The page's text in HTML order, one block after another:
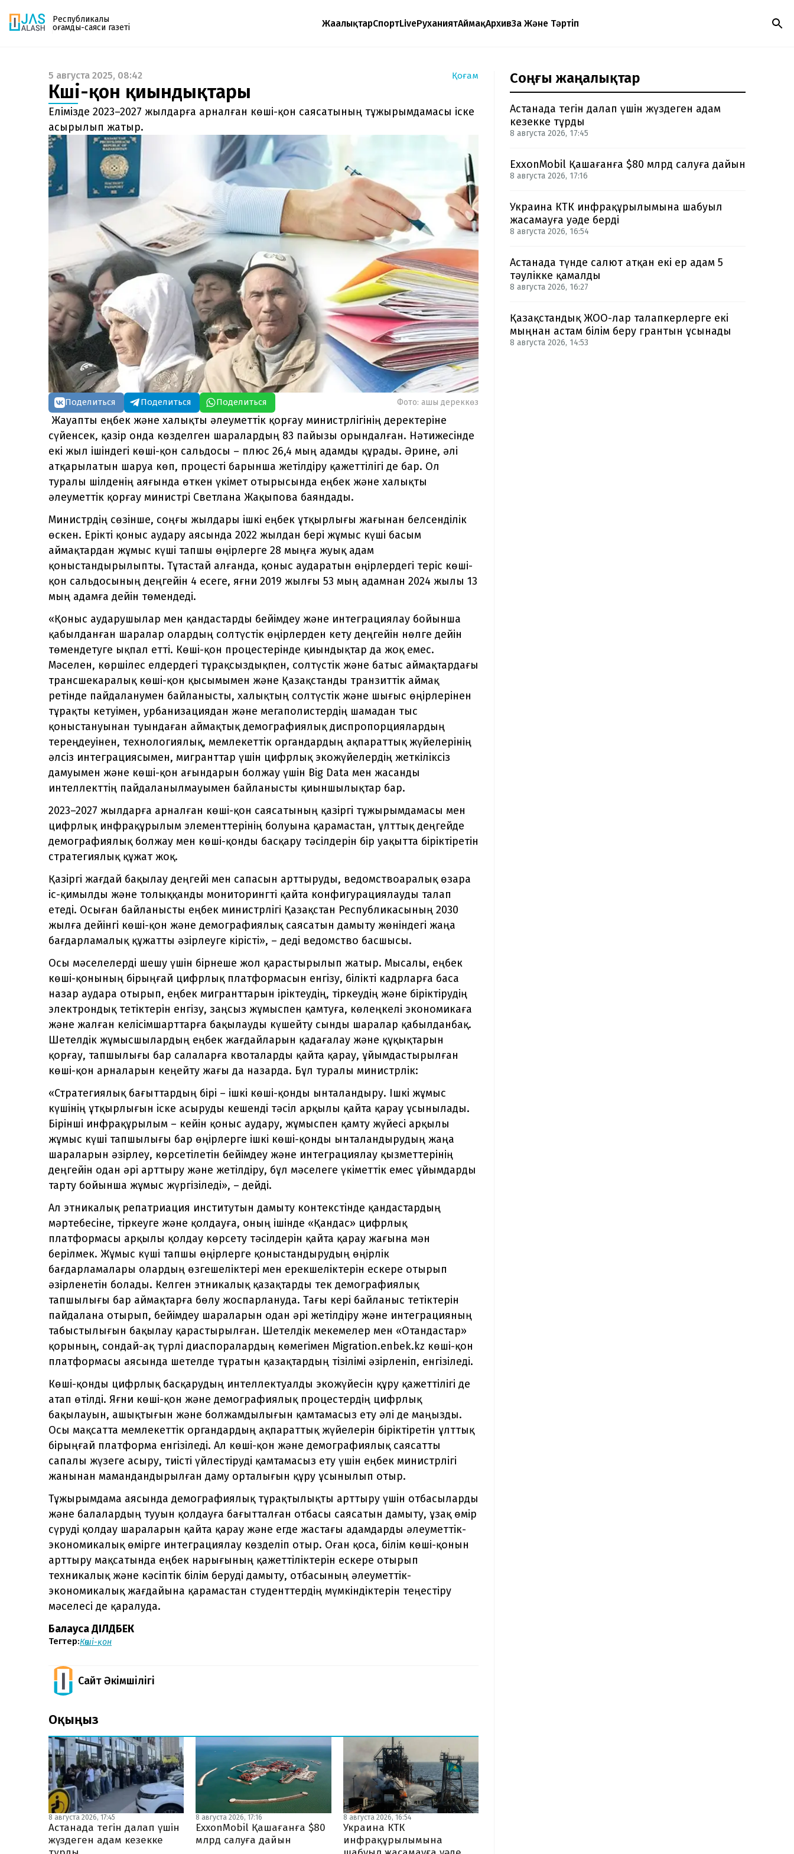
Республикалық
қоғамдық-саяси газеті
ЖаңалықтарСпортLiveРуханиятАймақАрхивЗаң Және Тәртіп
Газетке жазылу
PDF форматтағы газетті ай сайын электронды
поштаңызға алып отырыңыз. Жаңа нөмір
шыққан сәтте сізге бірден жіберіледі. Тек email
енгізіңіз, біз қалғанын өзіміз жібереміз.
5 августа 2025, 08:42 Қоғам
Көші-қон қиындықтары
Елімізде 2023–2027 жылдарға арналған көші-қон саясатының тұжырымдамасы іске
асырылып жатыр.
Поделиться Поделиться Поделиться Фото: ашық дереккөз
Жауапты еңбек және халықты әлеуметтік қорғау министрлігінің деректеріне
сүйенсек, қазір онда көзделген шаралардың 83 пайызы орындалған. Нәтижесінде
екі жыл ішіндегі көші-қон сальдосы – плюс 26,4 мың адамды құрады. Әрине, әлі
атқарылатын шаруа көп, процесті барынша жетілдіру қажеттілігі де бар. Ол
туралы шілденің аяғында өткен үкімет отырысында еңбек және халықты
әлеуметтік қорғау министрі Светлана Жақыпова баяндады.
Министрдің сөзінше, соңғы жылдары ішкі еңбек ұтқырлығы жағынан белсенділік
өскен. Ерікті қоныс аудару аясында 2022 жылдан бері жұмыс күші басым
аймақтардан жұмыс күші тапшы өңірлерге 28 мыңға жуық адам
қоныстандырылыпты. Тұтастай алғанда, қоныс аударатын өңірлердегі теріс көші-
қон сальдосының деңгейін 4 есеге, яғни 2019 жылғы 53 мың адамнан 2024 жылы 13
мың адамға дейін төмендеді.
«Қоныс аударушылар мен қандастарды бейімдеу және интеграциялау бойынша
қабылданған шаралар олардың солтүстік өңірлерден кету деңгейін нөлге дейін
төмендетуге ықпал етті. Көші-қон процестерінде қиындықтар да жоқ емес.
Мәселен, көршілес елдердегі тұрақсыздықпен, солтүстік және батыс аймақтардағы
трансшекаралық көші-қон қысымымен және Қазақстанды транзиттік аймақ
ретінде пайдаланумен байланысты, халықтың солтүстік және шығыс өңірлерінен
тұрақты кетуімен, урбанизациядан және мегаполистердің шамадан тыс
қоныстануынан туындаған аймақтық демографиялық диспропорциялардың
тереңдеуінен, технологиялық, мемлекеттік органдардың ақпараттық жүйелерінің
әлсіз интеграциясымен, мигранттар үшін цифрлық экожүйелердің жеткіліксіз
дамуымен және көші-қон ағындарын болжау үшін Big Data мен жасанды
интеллекттің пайдаланылмауымен байланысты қиыншылықтар бар.
2023–2027 жылдарға арналған көші-қон саясатының қазіргі тұжырымдамасы мен
цифрлық инфрақұрылым элементтерінің болуына қарамастан, ұлттық деңгейде
демографиялық болжау мен көші-қонды басқару тәсілдерін бір уақытта біріктіретін
стратегиялық құжат жоқ.
Қазіргі жағдай бақылау деңгейі мен сапасын арттыруды, ведомствоаралық өзара
іс-қимылды және толыққанды мониторингті қайта конфигурациялауды талап
етеді. Осыған байланысты еңбек министрлігі Қазақстан Республикасының 2030
жылға дейінгі көші-қон және демографиялық саясатын дамыту жөніндегі жаңа
бағдарламалық құжатты әзірлеуге кірісті», – деді ведомство басшысы.
Осы мәселелерді шешу үшін бірнеше жол қарастырылып жатыр. Мысалы, еңбек
көші-қонының бірыңғай цифрлық платформасын енгізу, білікті кадрларға баса
назар аудара отырып, еңбек мигранттарын іріктеудің, тіркеудің және біріктірудің
электрондық тетіктерін енгізу, заңсыз жұмыспен қамтуға, көлеңкелі экономикаға
және жалған келісімшарттарға бақылауды күшейту сынды шаралар қабылданбақ.
Шетелдік жұмысшылардың еңбек жағдайларын қадағалау және құқықтарын
қорғау, тапшылығы бар салаларға квоталарды қайта қарау, ұйымдастырылған
көші-қон арналарын кеңейту жағы да назарда. Бұл туралы министрлік:
«Стратегиялық бағыттардың бірі – ішкі көші-қонды ынталандыру. Ішкі жұмыс
күшінің ұтқырлығын іске асыруды кешенді тәсіл арқылы қайта қарау ұсынылады.
Бірінші инфрақұрылым – кейін қоныс аудару, жұмыспен қамту жүйесі арқылы
жұмыс күші тапшылығы бар өңірлерге ішкі көші-қонды ынталандырудың жаңа
шараларын әзірлеу, көрсетілетін бейімдеу және интеграциялау қызметтерінің
деңгейін одан әрі арттыру және жетілдіру, бұл мәселеге үкіметтік емес ұйымдарды
тарту бойынша жұмыс жүргізіледі», – дейді.
Ал этникалық репатриация институтын дамыту контекстінде қандастардың
мәртебесіне, тіркеуге және қолдауға, оның ішінде «Қандас» цифрлық
платформасы арқылы қолдау көрсету тәсілдерін қайта қарау жағына мән
берілмек. Жұмыс күші тапшы өңірлерге қоныстандырудың өңірлік
бағдарламалары олардың өзгешеліктері мен ерекшеліктерін ескере отырып
әзірленетін болады. Келген этникалық қазақтарды тек демографиялық
тапшылығы бар аймақтарға бөлу жоспарлануда. Тағы кері байланыс тетіктерін
пайдалана отырып, бейімдеу шараларын одан әрі жетілдіру және интеграцияның
табыстылығын бақылау қарастырылған. Шетелдік мекемелер мен «Отандастар»
қорының, сондай-ақ түрлі диаспоралардың көмегімен Migration.enbek.kz көші-қон
платформасы аясында шетелде тұратын қазақтардың тізілімі әзірленіп, енгізіледі.
Көші-қонды цифрлық басқарудың интеллектуалды экожүйесін құру қажеттілігі де
атап өтілді. Яғни көші-қон және демографиялық процестердің цифрлық
бақылауын, ашықтығын және болжамдылығын қамтамасыз ету әлі де маңызды.
Осы мақсатта мемлекеттік органдардың ақпараттық жүйелерін біріктіретін ұлттық
бірыңғай платформа енгізіледі. Ал көші-қон және демографиялық саясатты
сапалы жүзеге асыру, тиісті үйлестіруді қамтамасыз ету үшін еңбек министрлігі
жанынан мамандандырылған даму орталығын құру ұсынылып отыр.
Тұжырымдама аясында демографиялық тұрақтылықты арттыру үшін отбасыларды
және балалардың тууын қолдауға бағытталған отбасы саясатын дамыту, ұзақ өмір
сүруді қолдау шараларын қайта қарау және егде жастағы адамдарды әлеуметтік-
экономикалық өмірге интеграциялау көзделіп отыр. Оған қоса, білім көші-қонын
арттыру мақсатында еңбек нарығының қажеттіліктерін ескере отырып
техникалық және кәсіптік білім беруді дамыту, отбасының әлеуметтік-
экономикалық жағдайына қарамастан студенттердің мүмкіндіктерін теңестіру
мәселесі де қаралуда.
Балауса ДІЛДӘБЕК
Тегтер:Көші-қон
Сайт Әкімшілігі
Оқыңыз
8 августа 2026, 17:45
Астанада тегін далап үшін
жүздеген адам кезекке
8 августа 2026, 17:16
ExxonMobil Қашағанға $80
млрд салуға дайын
8 августа 2026, 16:54
Украина КТК
инфрақұрылымына
Соңғы жаңалықтар
Астанада тегін далап үшін жүздеген адам
кезекке тұрды
8 августа 2026, 17:45
ExxonMobil Қашағанға $80 млрд салуға дайын
8 августа 2026, 17:16
Украина КТК инфрақұрылымына шабуыл
жасамауға уәде берді
8 августа 2026, 16:54
Астанада түнде салют атқан екі ер адам 5
тәулікке қамалды
8 августа 2026, 16:27
Қазақстандық ЖОО-лар талапкерлерге екі
мыңнан астам білім беру грантын ұсынады
8 августа 2026, 14:53